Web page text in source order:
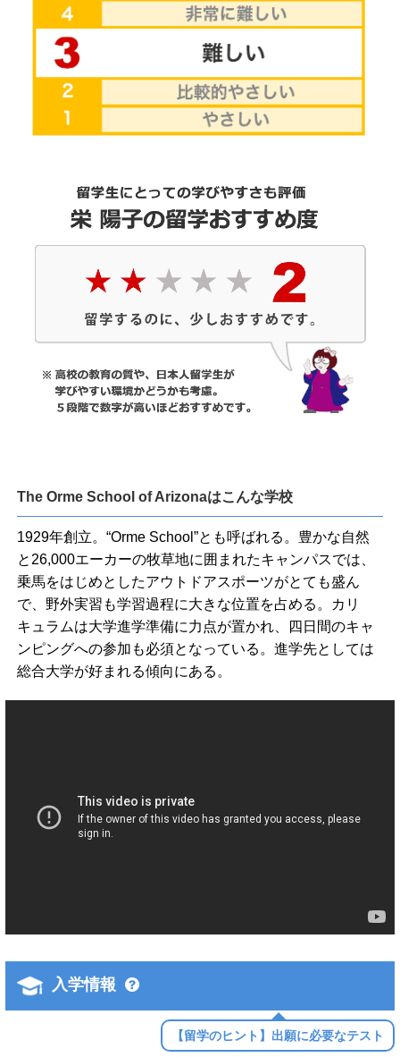
The Orme School of Arizonaはこんな学校
1929年創立。“Orme School”とも呼ばれる。豊かな自然
と26,000エーカーの牧草地に囲まれたキャンパスでは、
乗馬をはじめとしたアウトドアスポーツがとても盛ん
で、野外実習も学習過程に大きな位置を占める。カリ
キュラムは大学進学準備に力点が置かれ、四日間のキャ
ンピングへの参加も必須となっている。進学先としては
総合大学が好まれる傾向にある。
入学情報
【留学のヒント】出願に必要なテスト